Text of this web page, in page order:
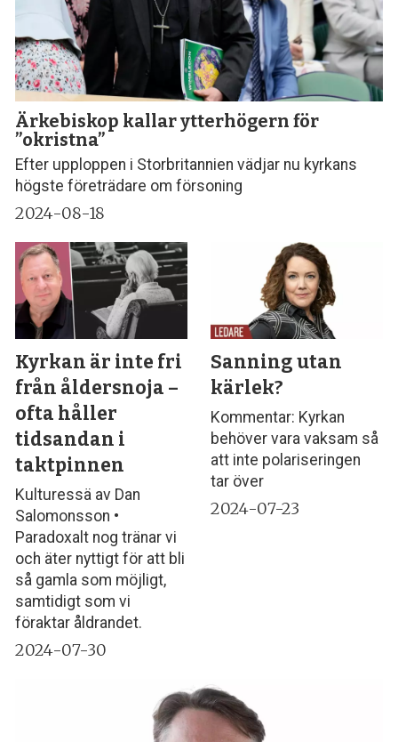
Ärkebiskop kallar ytterhögern för
”okristna”
Efter upploppen i Storbritannien vädjar nu kyrkans
högste företrädare om försoning
2024-08-18
Kyrkan är inte fri
från åldersnoja –
ofta håller
tidsandan i
taktpinnen
Kulturessä av Dan
Salomonsson •
Paradoxalt nog tränar vi
och äter nyttigt för att bli
så gamla som möjligt,
samtidigt som vi
föraktar åldrandet.
2024-07-30
Sanning utan
kärlek?
Kommentar: Kyrkan
behöver vara vaksam så
att inte polariseringen
tar över
2024-07-23